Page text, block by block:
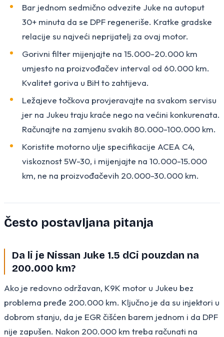
Bar jednom sedmično odvezite Juke na autoput
30+ minuta da se DPF regeneriše. Kratke gradske
relacije su najveći neprijatelj za ovaj motor.
Gorivni filter mijenjajte na 15.000-20.000 km
umjesto na proizvođačev interval od 60.000 km.
Kvalitet goriva u BiH to zahtijeva.
Ležajeve točkova provjeravajte na svakom servisu
jer na Jukeu traju kraće nego na većini konkurenata.
Računajte na zamjenu svakih 80.000-100.000 km.
Koristite motorno ulje specifikacije ACEA C4,
viskoznost 5W-30, i mijenjajte na 10.000-15.000
km, ne na proizvođačevih 20.000-30.000 km.
Često postavljana pitanja
Da li je Nissan Juke 1.5 dCi pouzdan na
200.000 km?
Ako je redovno održavan, K9K motor u Jukeu bez
problema pređe 200.000 km. Ključno je da su injektori u
dobrom stanju, da je EGR čišćen barem jednom i da DPF
nije zapušen. Nakon 200.000 km treba računati na